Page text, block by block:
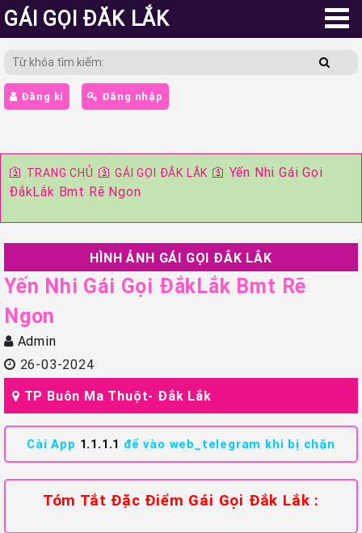
GÁI GỌI ĐĂK LẮK
Đăng kí Đăng nhập
🛐 TRANG CHỦ 🛐GÁI GỌI ĐẮK LẮK 🛐 Yến Nhi Gái Gọi
ĐắkLắk Bmt Rẽ Ngon
HÌNH ẢNH GÁI GỌI ĐẮK LẮK
Yến Nhi Gái Gọi ĐắkLắk Bmt Rẽ
Ngon
Admin
26-03-2024
TP Buôn Ma Thuột- Đắk Lắk
Cài App 1.1.1.1 để vào web_telegram khi bị chặn
Tóm Tắt Đặc Điểm Gái Gọi Đắk Lắk :